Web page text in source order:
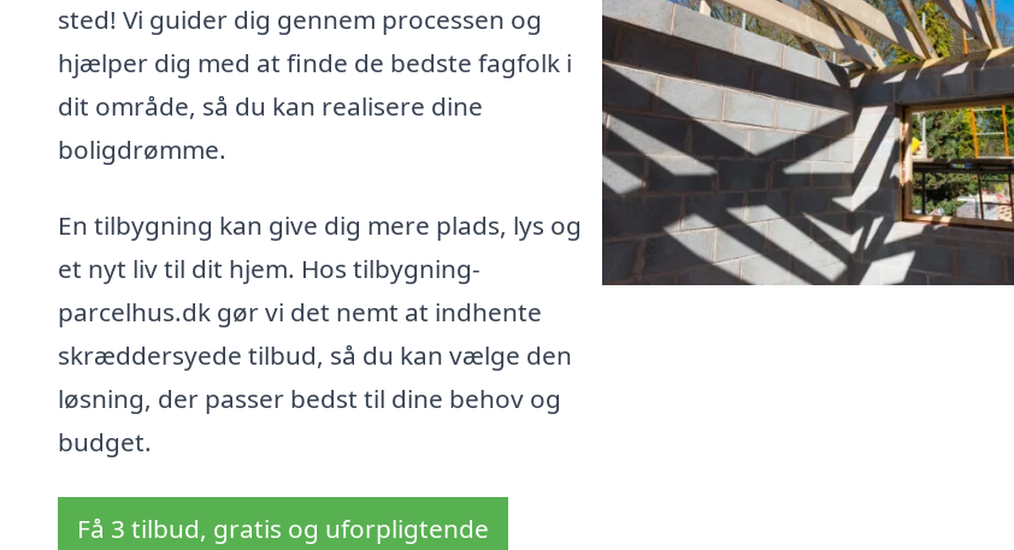
sted! Vi guider dig gennem processen og
hjælper dig med at finde de bedste fagfolk i
dit område, så du kan realisere dine
boligdrømme.
En tilbygning kan give dig mere plads, lys og
et nyt liv til dit hjem. Hos tilbygning-
parcelhus.dk gør vi det nemt at indhente
skræddersyede tilbud, så du kan vælge den
løsning, der passer bedst til dine behov og
budget.
Få 3 tilbud, gratis og uforpligtende